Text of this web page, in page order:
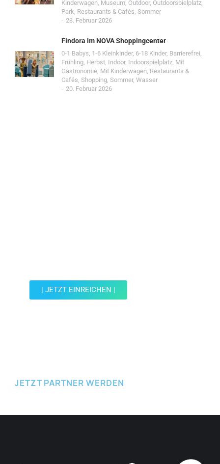
Kinderwagen, Museum, Outdoor, Outdoorspielplatz,
Park, Restaurants & Cafés, Sommer
23. Februar 2026
Findora im NOVA Shoppingcenter
0-1 Babys, 1-6 Kleinkinder, 6-18 Kinder, Barrierefrei,
Frühling, Herbst, Indoor, Indoorspielplatz, Mit
Gastronomie, Mit Kinderwagen, Restaurants &
Cafés, Shopping, Sommer, Wasser
20. Februar 2026
| JETZT EINREICHEN |
JETZT PARTNER WERDEN